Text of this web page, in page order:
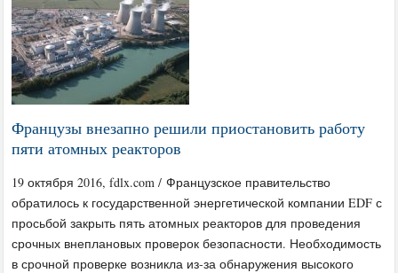
Французы внезапно решили приостановить работу
пяти атомных реакторов
19 октября 2016, fdlx.com / Французское правительство
обратилось к государственной энергетической компании EDF с
просьбой закрыть пять атомных реакторов для проведения
срочных внеплановых проверок безопасности. Необходимость
в срочной проверке возникла из-за обнаружения высокого